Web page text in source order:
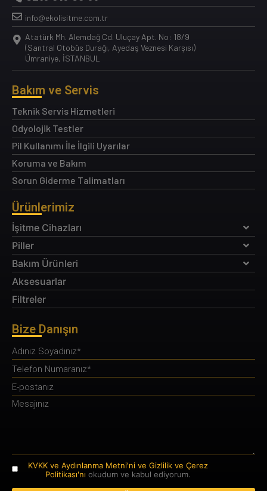
info@ekolisitme.com.tr
Atatürk Mh. Alemdağ Cd. Uluçay Apt. No: 18/9
(Santral Otobüs Durağı, Ayedaş Veznesi Karşısı)
Ümraniye, İSTANBUL
Bakım ve Servis
Teknik Servis Hizmetleri
Odyolojik Testler
Pil Kullanımı İle İlgili Uyarılar
Koruma ve Bakım
Sorun Giderme Talimatları
Ürünlerimiz
İşitme Cihazları
Piller
Bakım Ürünleri
Aksesuarlar
Filtreler
Bize Danışın
KVKK ve Aydınlanma Metni'ni ve Gizlilik ve Çerez
Politikası'nı okudum ve kabul ediyorum.